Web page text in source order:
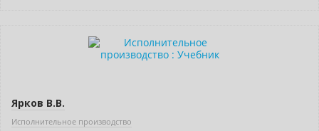
Ярков В.В.
Исполнительное производство